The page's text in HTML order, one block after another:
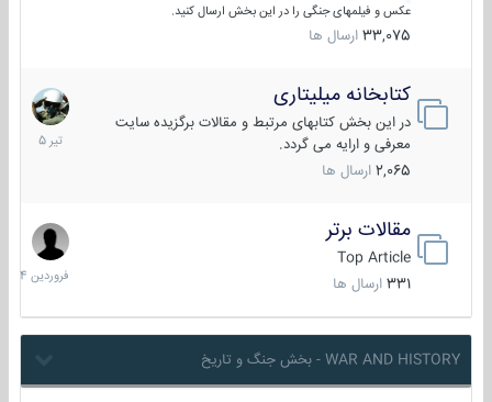
عکس و فیلمهای جنگی را در این بخش ارسال کنید.
33,075 ارسال ها
کتابخانه میلیتاری
در این بخش کتابهای مرتبط و مقالات برگزیده سایت
معرفی و ارایه می گردد.
2,065 ارسال ها
16
تیر
1405
مقالات برتر
Top Article
331 ارسال ها
29
فروردین
1404
WAR AND HISTORY - بخش جنگ و تاریخ